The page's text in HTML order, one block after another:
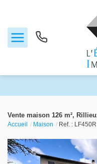
Biens vendus
Vente maison 126 m²,
Accueil Maison Ref. : LF450R